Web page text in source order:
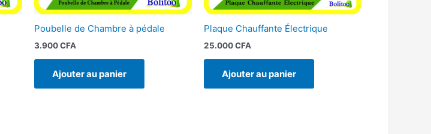
Poubelle de Chambre à pédale
3.900CFA
Ajouter au panier
Plaque Chauffante Électrique
25.000CFA
Ajouter au panier